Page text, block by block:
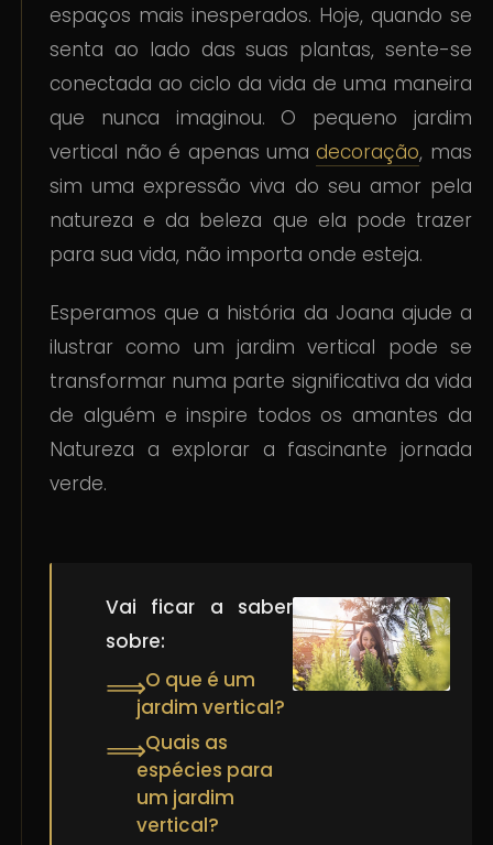
espaços mais inesperados. Hoje, quando se
senta ao lado das suas plantas, sente-se
conectada ao ciclo da vida de uma maneira
que nunca imaginou. O pequeno jardim
vertical não é apenas umadecoração, mas
sim uma expressão viva do seu amor pela
natureza e da beleza que ela pode trazer
para sua vida, não importa onde esteja.
Esperamos que a história da Joana ajude a
ilustrar como um jardim vertical pode se
transformar numa parte significativa da vida
de alguém e inspire todos os amantes da
Natureza a explorar a fascinante jornada
verde.
Vai ficar a saber
sobre:
⟹O que é um
jardim vertical?
⟹Quais as
espécies para
um jardim
vertical?